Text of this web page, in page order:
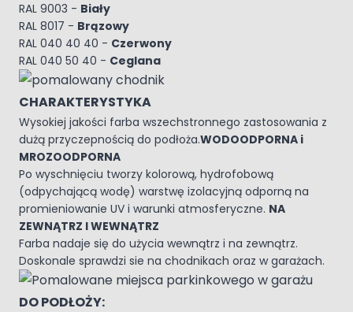
RAL 9003 - Biały
RAL 8017 - Brązowy
RAL 040 40 40 - Czerwony
RAL 040 50 40 - Ceglana
CHARAKTERYSTYKA
Wysokiej jakości farba wszechstronnego zastosowania z
dużą przyczepnością do podłoża.WODOODPORNA i
MROZOODPORNA
Po wyschnięciu tworzy kolorową, hydrofobową
(odpychającą wodę) warstwę izolacyjną odporną na
promieniowanie UV i warunki atmosferyczne. NA
ZEWNĄTRZ I WEWNĄTRZ
Farba nadaje się do użycia wewnątrz i na zewnątrz.
Doskonale sprawdzi sie na chodnikach oraz w garażach.
DO PODŁOŻY: